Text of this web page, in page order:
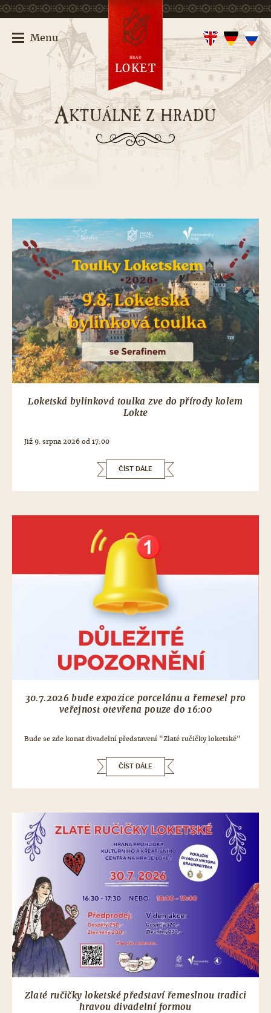
AKTUÁLNĚ Z HRADU
Loketská bylinková toulka zve do přírody kolem
Lokte
Již 9. srpna 2026 od 17:00
ČÍST DÁLE
30.7.2026 bude expozice porcelánu a řemesel pro
veřejnost otevřena pouze do 16:00
Bude se zde konat divadelní představení "Zlaté ručičky loketské"
ČÍST DÁLE
Zlaté ručičky loketské představí řemeslnou tradici
hravou divadelní formou
Menu
HRAD
LOKET